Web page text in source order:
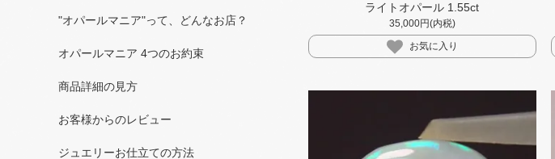
ライトオパール 1.55ct
35,000円(内税)
お気に入り
"オパールマニア"って、​どんな​お店？
オパールマニア 4つの​お約束
商品詳細の​見方
お客様からの​レビュー
ジュエリーお仕立ての​方法